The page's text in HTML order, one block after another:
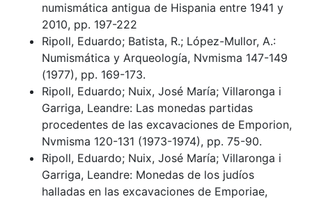
numismática antigua de Hispania entre 1941 y
2010, pp. 197-222
Ripoll, Eduardo; Batista, R.; López-Mullor, A.:
Numismática y Arqueología, Nvmisma 147-149
(1977), pp. 169-173.
Ripoll, Eduardo; Nuix, José María; Villaronga i
Garriga, Leandre: Las monedas partidas
procedentes de las excavaciones de Emporion,
Nvmisma 120-131 (1973-1974), pp. 75-90.
Ripoll, Eduardo; Nuix, José María; Villaronga i
Garriga, Leandre: Monedas de los judíos
halladas en las excavaciones de Emporiae,